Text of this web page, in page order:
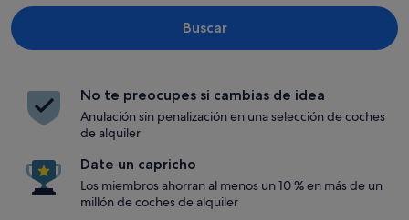
Buscar
No te preocupes si cambias de idea
Anulación sin penalización en una selección de coches
de alquiler
Date un capricho
Los miembros ahorran al menos un 10 % en más de un
millón de coches de alquiler